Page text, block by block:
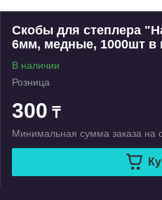
Скобы для степлера
6мм, медные, 1000шт в
В наличии
Розница
300 ₸
Минимальная сумма заказа на